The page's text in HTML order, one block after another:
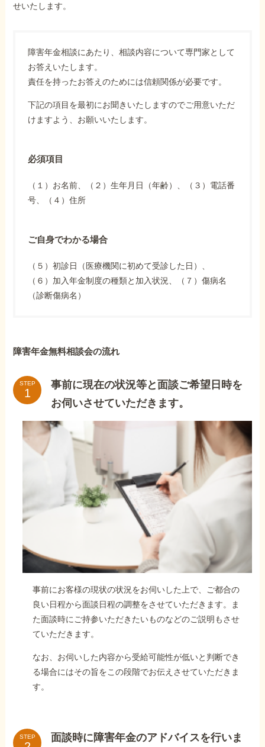
せいたします。
障害年金相談にあたり、相談内容について専門家として
お答えいたします。
責任を持ったお答えのためには信頼関係が必要です。
下記の項目を最初にお聞きいたしますのでご用意いただ
けますよう、お願いいたします。
必須項目
（１）お名前、（２）生年月日（年齢）、（３）電話番
号、（４）住所
ご自身でわかる場合
（５）初診日（医療機関に初めて受診した日）、
（６）加入年金制度の種類と加入状況、（７）傷病名
（診断傷病名）
障害年金無料相談会の流れ
STEP
事前に現在の状況等と面談ご希望日時を
お伺いさせていただきます。
事前にお客様の現状の状況をお伺いした上で、ご都合の
良い日程から面談日程の調整をさせていただきます。ま
た面談時にご持参いただきたいものなどのご説明もさせ
ていただきます。
なお、お伺いした内容から受給可能性が低いと判断でき
る場合にはその旨をこの段階でお伝えさせていただきま
す。
STEP 面談時に障害年金のアドバイスを行いま